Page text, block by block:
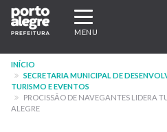
Pular
para
conteúdo
principal
Expandir/recolher
navegação
MENU
INÍCIO
SECRETARIA MUNICIPAL DE
TURISMO E EVENTOS
PROCISSÃO DE NAVEGANTES LIDERA
ALEGRE